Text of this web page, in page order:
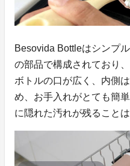
Besovida Bottleはシンプ
の部品で構成されており
ボトルの口が広く、内側
め、お手入れがとても簡
に隠れた汚れが残ることは